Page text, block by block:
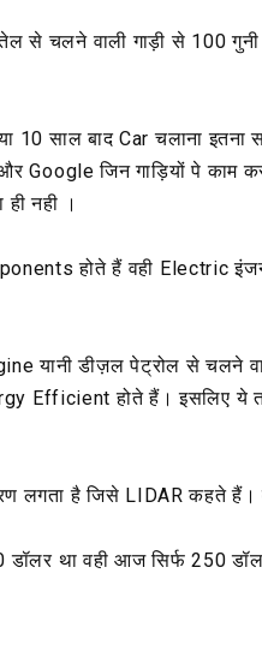
तेल से चलने वाली गाड़ी से 100
साल बाद Car चलाना इतना
Google जिन गाड़ियों पे काम
नही ।
होते हैं वही Electric
यानी डीज़ल पेट्रोल से चलने
Efficient होते हैं। इसलिए ये
लगता है जिसे LIDAR कहते हैं।
था वही आज सिर्फ 250